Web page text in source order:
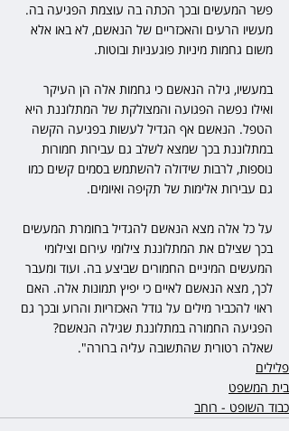
פשר המעשים ובכך הכתה בה עוצמת הפגיעה בה.
מעשיו הרעים והאכזריים של הנאשם, לא באו אלא
משום גחמות מיניות פוגעניות ובוטות.
במעשיו, גילה הנאשם כי גחמות אלה הן העיקר
ואילו נפשה הפגועה והמצולקת של המתלוננת היא
הטפל. הנאשם אף הגדיל לעשות בפגיעה הקשה
במתלוננת בכך שמצא לשלב גם עבירות חמורות
נוספות, לרבות שידולה להשתמש בסמים קשים כמו
גם עבירות אלימות של תקיפה ואיומים.
על כל אלה מצא הנאשם להגדיל בחומרת המעשים
בכך שצילם את המתלוננת צילומי עירום וצילומי
המעשים המיניים החמורים שביצע בה. ועוד ומעבר
לכך, מצא הנאשם לאיים כי יפיץ תמונות אלה. האם
ראוי להכביר מילים על גודל האכזריות והרוע ובכך גם
הפגיעה החמורה במתלוננת שגילה הנאשם?
שאלה רטורית שהתשובה עליה ברורה".
פלילים
בית המשפט
כבוד השופט - רוחב